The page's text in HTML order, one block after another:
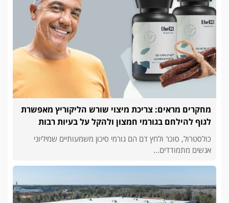
מחקרים מראים: צריכת מיצוי שורש הליקוריץ מאפשרת
לגוף להילחם בגורמי חמצון ולהקל על בעיות רבות
כולסטרול, סוכר ולחץ דם הם גורמי סיכון משמעותיים שמיליוני
אנשים מתמודדים...